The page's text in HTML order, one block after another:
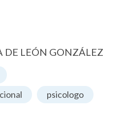
DE LEÓN GONZÁLEZ
psicologo